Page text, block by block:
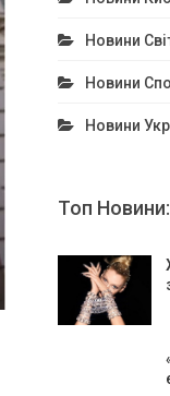
Новини
Новини
Новини
Топ Новини: